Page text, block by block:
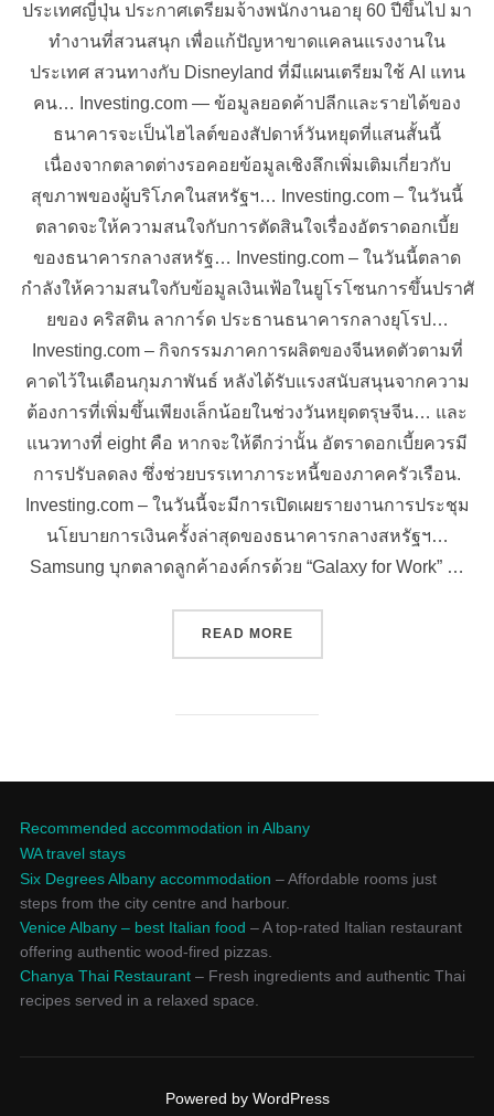
ประเทศญี่ปุ่น ประกาศเตรียมจ้างพนักงานอายุ 60 ปีขึ้นไป มา
ทำงานที่สวนสนุก เพื่อแก้ปัญหาขาดแคลนแรงงานใน
ประเทศ สวนทางกับ Disneyland ที่มีแผนเตรียมใช้ AI แทน
คน… Investing.com — ข้อมูลยอดค้าปลีกและรายได้ของ
ธนาคารจะเป็นไฮไลต์ของสัปดาห์วันหยุดที่แสนสั้นนี้
เนื่องจากตลาดต่างรอคอยข้อมูลเชิงลึกเพิ่มเติมเกี่ยวกับ
สุขภาพของผู้บริโภคในสหรัฐฯ… Investing.com – ในวันนี้
ตลาดจะให้ความสนใจกับการตัดสินใจเรื่องอัตราดอกเบี้ย
ของธนาคารกลางสหรัฐ… Investing.com – ในวันนี้ตลาด
กำลังให้ความสนใจกับข้อมูลเงินเฟ้อในยูโรโซนการขึ้นปราศั
ยของ คริสติน ลาการ์ด ประธานธนาคารกลางยุโรป…
Investing.com – กิจกรรมภาคการผลิตของจีนหดตัวตามที่
คาดไว้ในเดือนกุมภาพันธ์ หลังได้รับแรงสนับสนุนจากความ
ต้องการที่เพิ่มขึ้นเพียงเล็กน้อยในช่วงวันหยุดตรุษจีน… และ
แนวทางที่ eight คือ หากจะให้ดีกว่านั้น อัตราดอกเบี้ยควรมี
การปรับลดลง ซึ่งช่วยบรรเทาภาระหนี้ของภาคครัวเรือน.
Investing.com – ในวันนี้จะมีการเปิดเผยรายงานการประชุม
นโยบายการเงินครั้งล่าสุดของธนาคารกลางสหรัฐฯ…
Samsung บุกตลาดลูกค้าองค์กรด้วย “Galaxy for Work” …
READ MORE“ข่าวเศรษฐกิจ การเงิน การล
Recommended accommodation in Albany
WA travel stays
Six Degrees Albany accommodation – Affordable rooms just
steps from the city centre and harbour.
Venice Albany – best Italian food – A top-rated Italian restaurant
offering authentic wood-fired pizzas.
Chanya Thai Restaurant– Fresh ingredients and authentic Thai
recipes served in a relaxed space.
Powered by WordPress